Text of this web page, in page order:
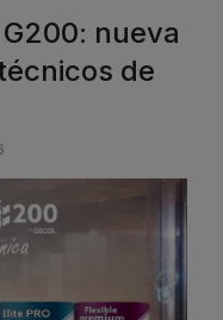
nueva
de